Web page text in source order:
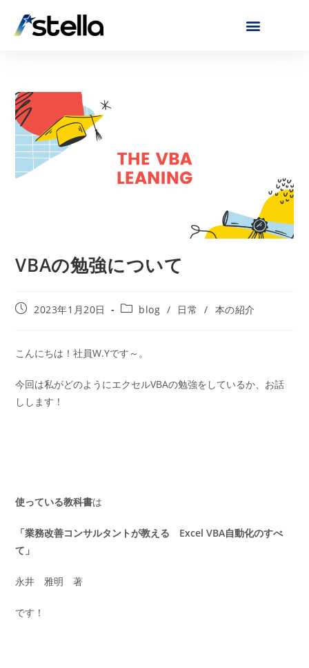
VBAの勉強について
2023年1月20日 blog / 日常 / 本の紹介
こんにちは！社員W.Yです～。
今回は私がどのようにエクセルVBAの勉強をしているか、お話
しします！
使っている教科書は
「業務改善コンサルタントが教える Excel VBA自動化のすべ
て」
永井 雅明 著
です！